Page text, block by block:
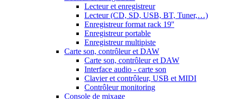
Lecteur et enregistreur
Lecteur (CD, SD, USB, BT, Tuner,…)
Enregistreur format rack 19''
Enregistreur portable
Enregistreur multipiste
Carte son, contrôleur et DAW
Carte son, contrôleur et DAW
Interface audio - carte son
Clavier et contrôleur, USB et MIDI
Contrôleur monitoring
Console de mixage